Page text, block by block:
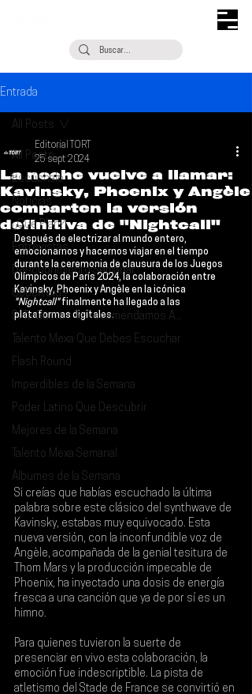
Entrada
All Posts
Escúchalo
Noticias
¿Qué Plan?
Entrevistas
Descubrimiento Semanal
Coberturas
Si Te Gusta... Te Recomendamos A...
Talento Mexa Que Debes Escuchar
Flash Round
Imperdibles de la Semana
Poder Latino Que Descubrir
Mejores de la Semana
Talento Mexa Semanal
Álbumes de la Semana
All Posts
La noche vuelve a llamar:
Kavinsky, Phoenix y Angèle
comparten la versión
definitiva de "Nightcall"
Editorial TORT
25 sept 2024
Después de electrizar al mundo entero,
emocionarnos y hacernos viajar en el tiempo
durante la ceremonia de clausura de los Juegos
Olímpicos de París 2024, la colaboración entre
Kavinsky, Phoenix y Angèle en la icónica
"Nightcall" finalmente ha llegado a las
plataformas digitales.
Si creías que habías escuchado la última
palabra sobre este clásico del synthwave de
Kavinsky, estabas muy equivocado. Esta
nueva versión, con la inconfundible voz de
Angèle, acompañada de la genial tesitura de
Thom Mars y la producción impecable de
Phoenix, ha inyectado una dosis de energía
fresca a una canción que ya de por sí es un
himno.
Para quienes tuvieron la suerte de
presenciar en vivo esta colaboración, la
emoción fue indescriptible. La pista de
atletismo del Stade de France se convirtió en